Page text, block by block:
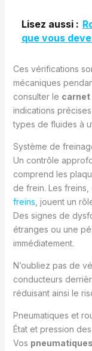
Lisez aussi :
que vous
Ces vérifications
mécaniques
consulter le carnet
indications
types de fluides à
Système de
Un contrôle
comprend les
de frein. Les freins,
freins , jouent un
Des signes de
étranges ou une
immédiatement.
N’oubliez pas de
conducteurs
réduisant ainsi le
Pneumatiques et
État et pression
Vos pneumatiques